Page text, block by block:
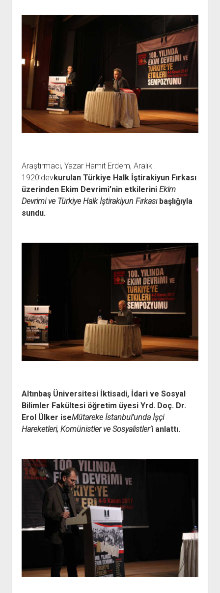
Araştırmacı, Yazar Hamit Erdem, Aralık
1920’devkurulan Türkiye Halk İştirakiyun Fırkası
üzerinden Ekim Devrimi’nin etkilerini Ekim
Devrimi ve Türkiye Halk İştirakiyun Fırkasıbaşlığıyla
sundu.
Altınbaş Üniversitesi İktisadi, İdari ve Sosyal
Bilimler Fakültesi öğretim üyesi Yrd. Doç. Dr.
Erol Ülker iseMütareke İstanbul’unda İşçi
Hareketleri, Komünistler ve Sosyalistler’i anlattı.